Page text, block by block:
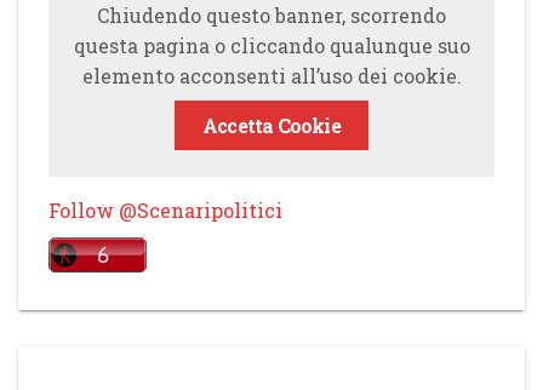
Chiudendo questo banner, scorrendo
questa pagina o cliccando qualunque suo
elemento acconsenti all’uso dei cookie.
Accetta Cookie
Follow @Scenaripolitici